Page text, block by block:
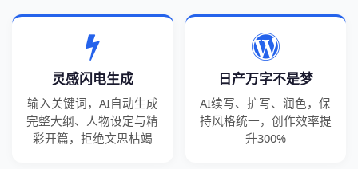
灵感闪电生成
输入关键词，AI自动生成
完整大纲、人物设定与精
彩开篇，拒绝文思枯竭
日产万字不是梦
AI续写、扩写、润色，保
持风格统一，创作效率提
升300%